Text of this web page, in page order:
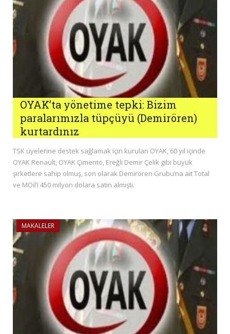
OYAK’ta yönetime tepki: Bizim
paralarımızla tüpçüyü (Demirören)
kurtardınız
TSK üyelerine destek sağlamak için kurulan OYAK, 60 yıl içinde
OYAK Renault, OYAK Çimento, Ereğli Demir Çelik gibi büyük
şirketlere sahip olmuş, son olarak Demirören Grubu’na ait Total
ve MOil’i 450 milyon dolara satın almıştı.
MAKALELER